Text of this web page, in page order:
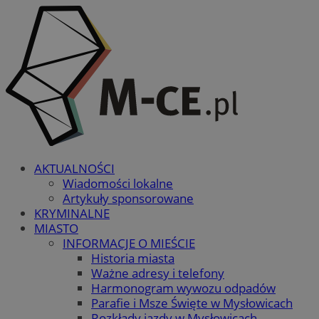
AKTUALNOŚCI
Wiadomości lokalne
Artykuły sponsorowane
KRYMINALNE
MIASTO
INFORMACJE O MIEŚCIE
Historia miasta
Ważne adresy i telefony
Harmonogram wywozu odpadów
Parafie i Msze Święte w Mysłowicach